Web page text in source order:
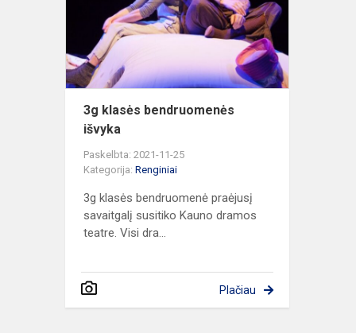
3g klasės bendruomenės
išvyka
Paskelbta: 2021-11-25
Kategorija: Renginiai
3g klasės bendruomenė praėjusį
savaitgalį susitiko Kauno dramos
teatre. Visi dra...
Plačiau